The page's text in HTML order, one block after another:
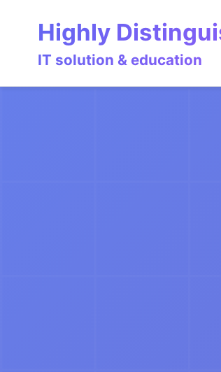
primary
content
footer
Highly
IT solution & education